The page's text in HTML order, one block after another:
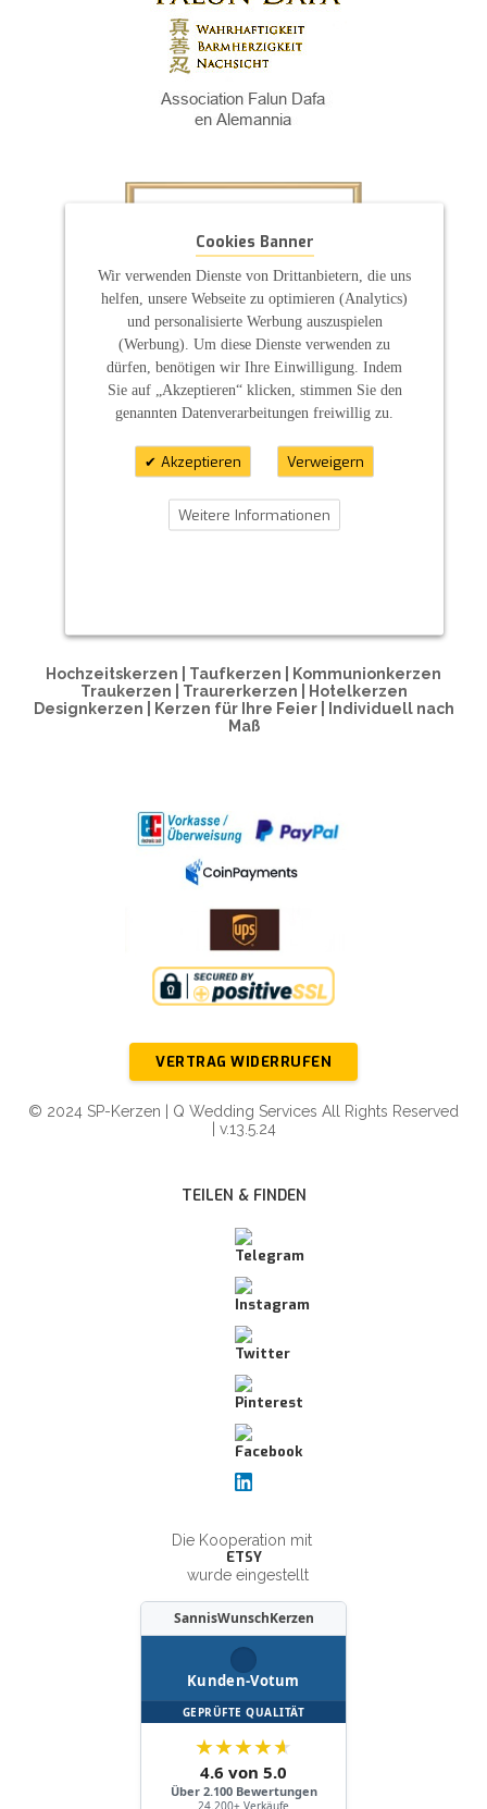
Hochzeitskerzen | Taufkerzen | Kommunionkerzen
Traukerzen | Traurerkerzen | Hotelkerzen
Designkerzen | Kerzen für Ihre Feier | Individuell nach
Maß
VERTRAG WIDERRUFEN
© 2024 SP-Kerzen | Q Wedding Services All Rights Reserved
| v.13.5.24
TEILEN & FINDEN
Die Kooperation mit
ETSY
wurde eingestellt
SannisWunschKerzen
Kunden-Votum
GEPRÜFTE QUALITÄT
★★★★★
4.6 von 5.0
Über 2.100 Bewertungen
24.200+ Verkäufe
Cookies Banner
Wir verwenden Dienste von Drittanbietern, die uns
helfen, unsere Webseite zu optimieren (Analytics)
und personalisierte Werbung auszuspielen
(Werbung). Um diese Dienste verwenden zu
dürfen, benötigen wir Ihre Einwilligung. Indem
Sie auf „Akzeptieren“ klicken, stimmen Sie den
genannten Datenverarbeitungen freiwillig zu.
Akzeptieren Verweigern
Weitere Informationen